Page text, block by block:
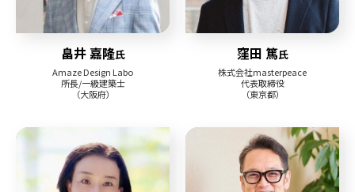
畠井 嘉隆氏
Amaze Design Labo
所長/一級建築士
（大阪府）
窪田 篤氏
株式会社masterpeace
代表取締役
（東京都）